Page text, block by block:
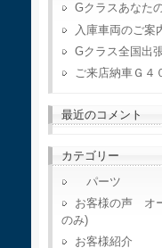
Gクラスあなた
入庫車両のご案
Gクラス全国出
ご来店納車Ｇ４
最近のコメント
カテゴリー
パーツ
お客様の声 オ
のみ)
お客様紹介